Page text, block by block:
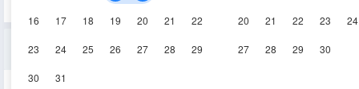
16 17 18 19 20 21 22
23 24 25 26 27 28 29
30 31
20 21 22 23 24
27 28 29 30
舒適大床房